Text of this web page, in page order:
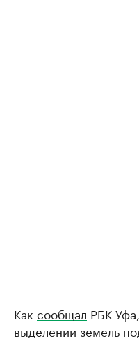
Как сообщал РБК
выделении земель